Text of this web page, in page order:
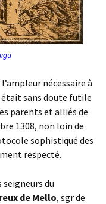
nécessaire à
était sans doute futile
parents et alliés de
1308, non loin de
sophistiqué des
respecté.
du
de Mello, sgr de